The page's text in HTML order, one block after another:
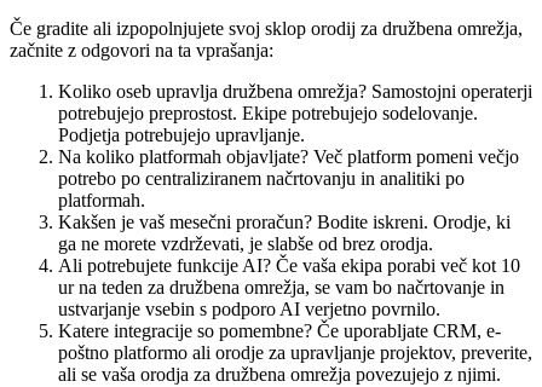
Če gradite ali izpopolnjujete svoj sklop orodij za družbena omrežja,
začnite z odgovori na ta vprašanja:
Koliko oseb upravlja družbena omrežja? Samostojni operaterji
potrebujejo preprostost. Ekipe potrebujejo sodelovanje.
Podjetja potrebujejo upravljanje.
Na koliko platformah objavljate? Več platform pomeni večjo
potrebo po centraliziranem načrtovanju in analitiki po
platformah.
Kakšen je vaš mesečni proračun? Bodite iskreni. Orodje, ki
ga ne morete vzdrževati, je slabše od brez orodja.
Ali potrebujete funkcije AI? Če vaša ekipa porabi več kot 10
ur na teden za družbena omrežja, se vam bo načrtovanje in
ustvarjanje vsebin s podporo AI verjetno povrnilo.
Katere integracije so pomembne? Če uporabljate CRM, e-
poštno platformo ali orodje za upravljanje projektov, preverite,
ali se vaša orodja za družbena omrežja povezujejo z njimi.